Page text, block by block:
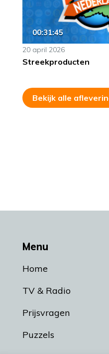
00:31:45
20 april 2026
Streekproducten
Bekijk alle
Menu
Home
TV & Radio
Prijsvragen
Puzzels